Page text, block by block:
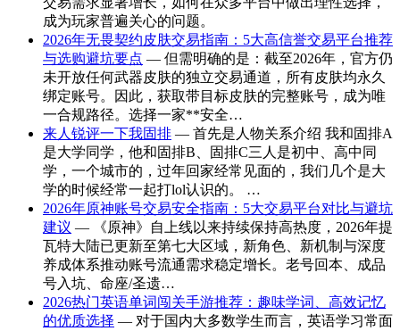
成为玩家普遍关心的问题。
2026年无畏契约皮肤交易指南：5大高信誉交易平台推荐
与选购避坑要点 — 但需明确的是：截至2026年，官方仍
未开放任何武器皮肤的独立交易通道，所有皮肤均永久
绑定账号。因此，获取带目标皮肤的完整账号，成为唯
一合规路径。选择一家**安全…
来人锐评一下我固排 — 首先是人物关系介绍 我和固排A
是大学同学，他和固排B、固排C三人是初中、高中同
学，一个城市的，过年回家经常见面的，我们几个是大
学的时候经常一起打lol认识的。 …
2026年原神账号交易安全指南：5大交易平台对比与避坑
建议 — 《原神》自上线以来持续保持高热度，2026年提
瓦特大陆已更新至第七大区域，新角色、新机制与深度
养成体系推动账号流通需求稳定增长。老号回本、成品
号入坑、命座/圣遗…
2026热门英语单词闯关手游推荐：趣味学词、高效记忆
的优质选择 — 对于国内大多数学生而言，英语学习常面